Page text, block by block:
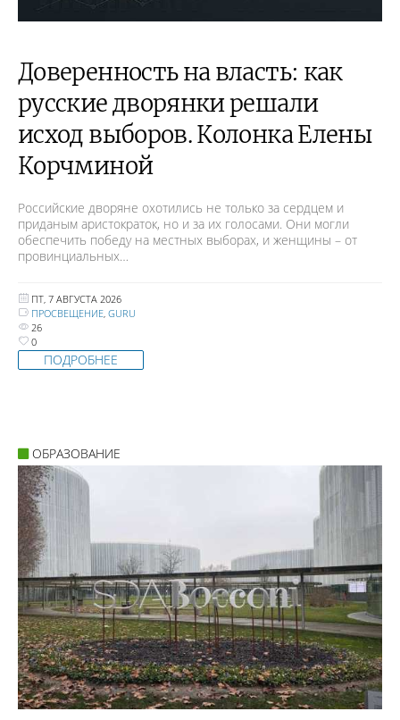
Доверенность на власть: как
русские дворянки решали
исход выборов. Колонка Елены
Корчминой
Российские дворяне охотились не только за сердцем и
приданым аристократок, но и за их голосами. Они могли
обеспечить победу на местных выборах, и женщины – от
провинциальных…
ПТ, 7 АВГУСТА 2026
ПРОСВЕЩЕНИЕ GURU
26
0
ПОДРОБНЕЕ
ОБРАЗОВАНИЕ